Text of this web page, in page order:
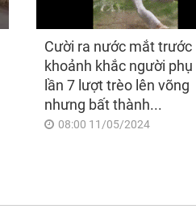
Cười ra nước mắt trước
khoảnh khắc người
lần 7 lượt trèo lên võng
nhưng bất thành...
08:00 11/05/2024